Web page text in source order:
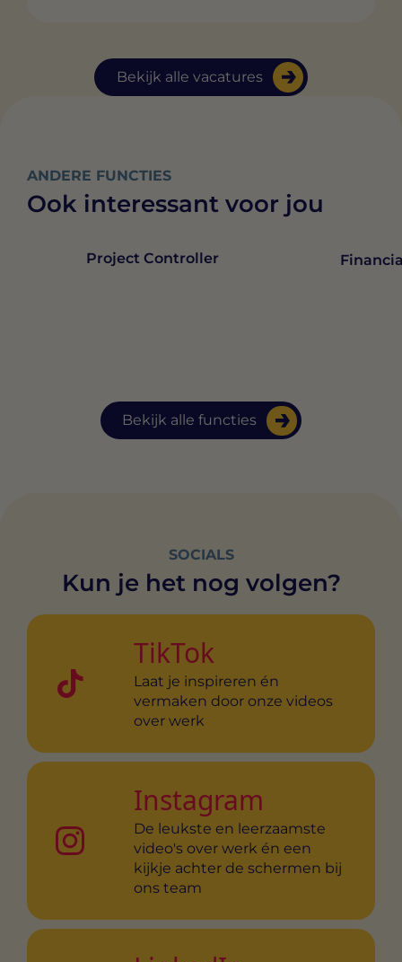
Bekijk alle vacatures
ANDERE FUNCTIES
Ook interessant voor jou
Bekijk alle functies
Project Controller
SOCIALS
Kun je het nog volgen?
TikTok
Laat je inspireren én
vermaken door onze videos
over werk
Instagram
De leukste en leerzaamste
video's over werk én een
kijkje achter de schermen bij
ons team